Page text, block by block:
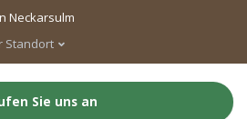
Neckarsulm
Standort
Sie uns an